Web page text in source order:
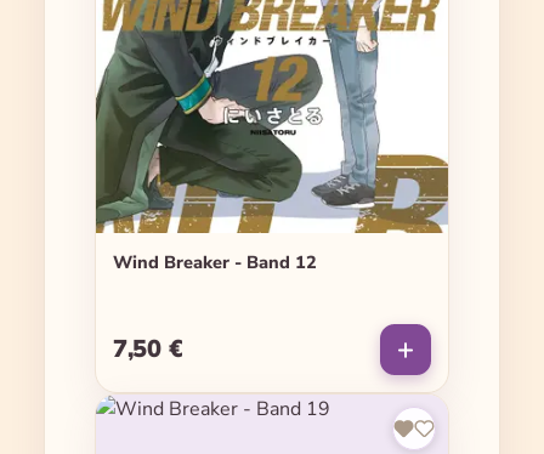
Wind Breaker - Band 12
Regulärer Preis:
7,50 €